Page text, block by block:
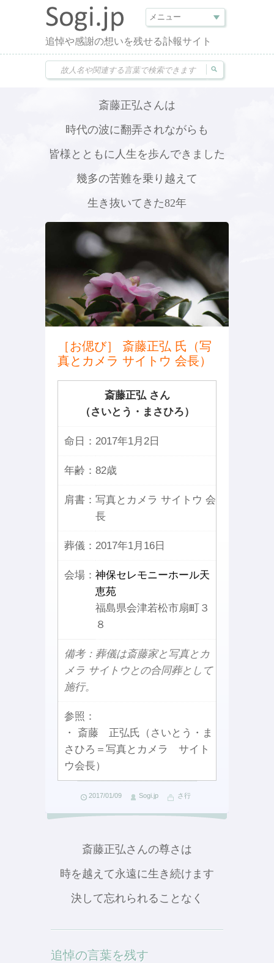
追悼や感謝の想いを残せる訃報サイト
斎藤正弘さんは
時代の波に翻弄されながらも
皆様とともに人生を歩んできました
幾多の苦難を乗り越えて
生き抜いてきた82年
［お偲び］ 斎藤正弘 氏（写
真とカメラ サイトウ 会長）
斎藤正弘 さん
（さいとう・まさひろ）
命日： 2017年1月2日
年齢： 82歳
肩書： 写真とカメラ サイトウ 会
長
葬儀： 2017年1月16日
会場： 神保セレモニーホール天
恵苑
福島県会津若松市扇町３
８
備考：葬儀は斎藤家と写真とカ
メラ サイトウとの合同葬として
施行。
参照：
・ 斎藤 正弘氏（さいとう・ま
さひろ＝写真とカメラ サイト
ウ会長）
2017/01/09 Sogi.jp さ行
斎藤正弘さんの尊さは
時を越えて永遠に生き続けます
決して忘れられることなく
追悼の言葉を残す